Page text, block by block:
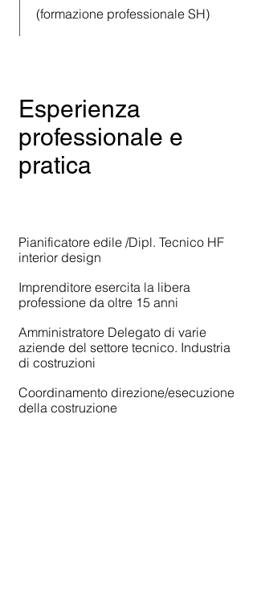
(formazione professionale SH)
Esperienza
professionale e
pratica
Pianificatore edile /Dipl. Tecnico HF
interior design
Imprenditore esercita la libera
professione da oltre 15 anni
Amministratore Delegato di varie
aziende del settore tecnico. Industria
di costruzioni
Coordinamento direzione/esecuzione
della costruzione